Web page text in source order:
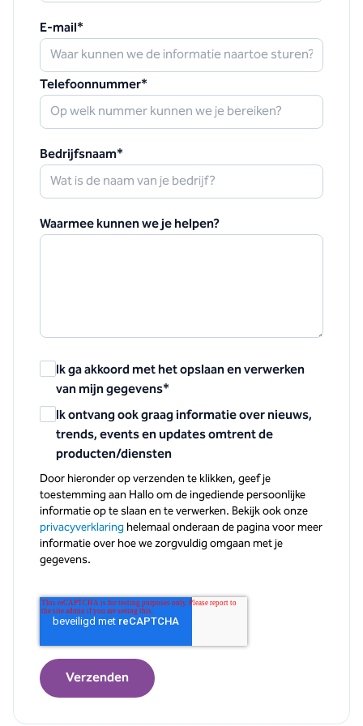
E-mail*
Telefoonnummer*
Bedrijfsnaam*
Waarmee kunnen we je helpen?
Ik ga akkoord met het opslaan en verwerken
van mijn gegevens*
Ik ontvang ook graag informatie over nieuws,
trends, events en updates omtrent de
producten/diensten
Door hieronder op verzenden te klikken, geef je
toestemming aan Hallo om de ingediende persoonlijke
informatie op te slaan en te verwerken. Bekijk ook onze
privacyverklaring helemaal onderaan de pagina voor meer
informatie over hoe we zorgvuldig omgaan met je
gegevens.